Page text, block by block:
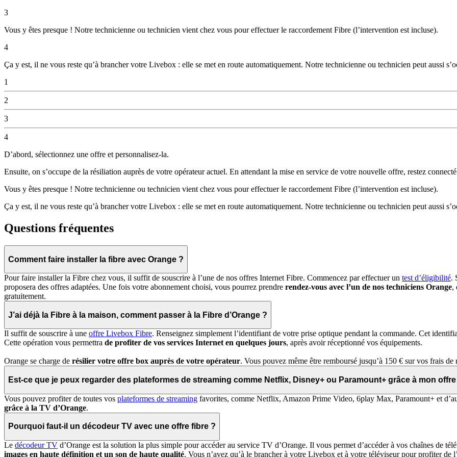
3
Vous y êtes presque ! Notre technicienne ou technicien vient chez vous pour effectuer le raccordement Fibre (l’intervention est incluse).
4
Ça y est, il ne vous reste qu’à brancher votre Livebox : elle se met en route automatiquement. Notre technicienne ou technicien peut aussi
1
2
3
4
D’abord, sélectionnez une offre et personnalisez-la.
Ensuite, on s’occupe de la résiliation auprès de votre opérateur actuel. En attendant la mise en service de votre nouvelle offre, restez
Vous y êtes presque ! Notre technicienne ou technicien vient chez vous pour effectuer le raccordement Fibre (l’intervention est incluse).
Ça y est, il ne vous reste qu’à brancher votre Livebox : elle se met en route automatiquement. Notre technicienne ou technicien peut aussi
Questions fréquentes
Comment faire installer la fibre avec Orange ?
Pour faire installer la Fibre chez vous, il suffit de souscrire à l’une de nos offres Internet Fibre. Commencez par effectuer un test d’éligibilité.
proposera des offres adaptées. Une fois votre abonnement choisi, vous pourrez prendre rendez-vous avec l’un de nos techniciens Orange,
gratuitement.
J’ai déjà la Fibre à la maison, comment passer à la Fibre d’Orange ?
Il suffit de souscrire à une offre Livebox Fibre. Renseignez simplement l’identifiant de votre prise optique pendant la commande. Cet
Cette opération vous permettra de profiter de vos services Internet en quelques jours, après avoir réceptionné vos équipements.
Orange se charge de résilier votre offre box auprès de votre opérateur. Vous pouvez même être remboursé jusqu’à 150 € sur vos frais de
Est-ce que je peux regarder des plateformes de streaming comme Netflix, Disney+ ou Paramount+ grâce à mon
Vous pouvez profiter de toutes vos plateformes de streaming favorites, comme Netflix, Amazon Prime Video, 6play Max, Paramount+ et
grâce à la TV d’Orange.
Pourquoi faut-il un décodeur TV avec une offre fibre ?
Le décodeur TV d’Orange est la solution la plus simple pour accéder au service TV d’Orange. Il vous permet d’accéder à vos chaînes de
images en haute définition et un son de haute qualité. Vous n’avez qu’à le brancher à votre Livebox et à votre téléviseur pour profiter